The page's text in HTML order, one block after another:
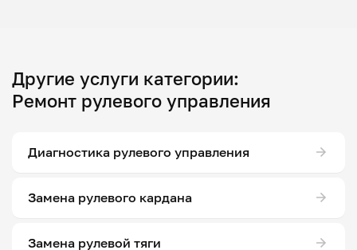
Другие услуги категории:
Ремонт рулевого управления
Диагностика рулевого управления
Замена рулевого кардана
Замена рулевой тяги